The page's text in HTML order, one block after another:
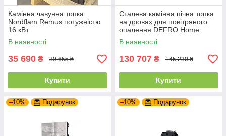
Камінна чавунна топка
Nordflam Remus потужністю
16 кВт
В наявності
35 690 ₴ 39 655 ₴
Купити
Сталева камінна пічна топка
на дровах для повітряного
опалення DEFRO Home
INTRA SM G
В наявності
130 707 ₴ 145 230 ₴
Купити
–10% Подарунок –10% Подарунок